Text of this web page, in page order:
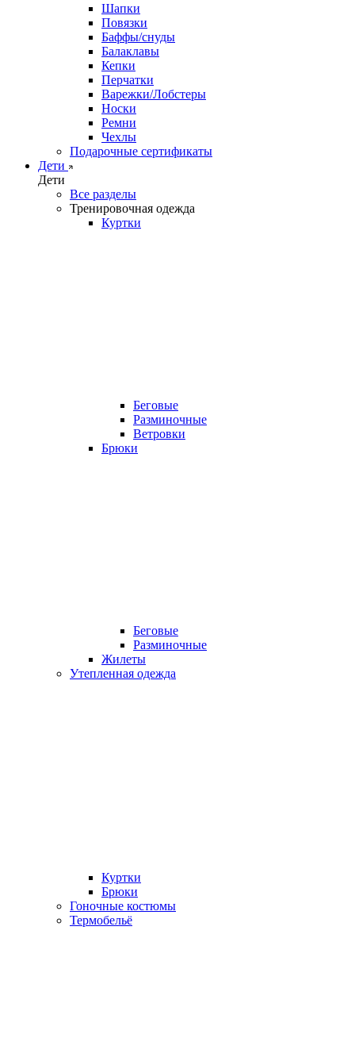
Шапки
Повязки
Баффы/снуды
Балаклавы
Кепки
Перчатки
Варежки/Лобстеры
Носки
Ремни
Чехлы
Подарочные сертификаты
Дети
Дети
Все разделы
Тренировочная одежда
Куртки
Беговые
Разминочные
Ветровки
Брюки
Беговые
Разминочные
Жилеты
Утепленная одежда
Куртки
Брюки
Гоночные костюмы
Термобельё